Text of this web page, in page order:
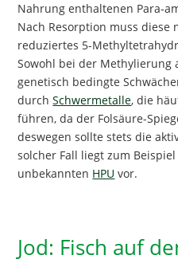
Nahrung enthaltenen Para-
Nach Resorption muss diese
reduziertes 5-
Sowohl bei der Methylierung
genetisch bedingte
durchSchwermetalle, die
führen, da der Folsäure-
deswegen sollte stets die
solcher Fall liegt zum
unbekannten HPU vor.
Jod: Fisch auf